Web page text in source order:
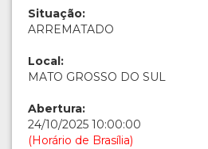
Situação:
ARREMATADO
Local:
MATO GROSSO DO SUL
Abertura:
24/10/2025 10:00:00
(Horário de Brasília)